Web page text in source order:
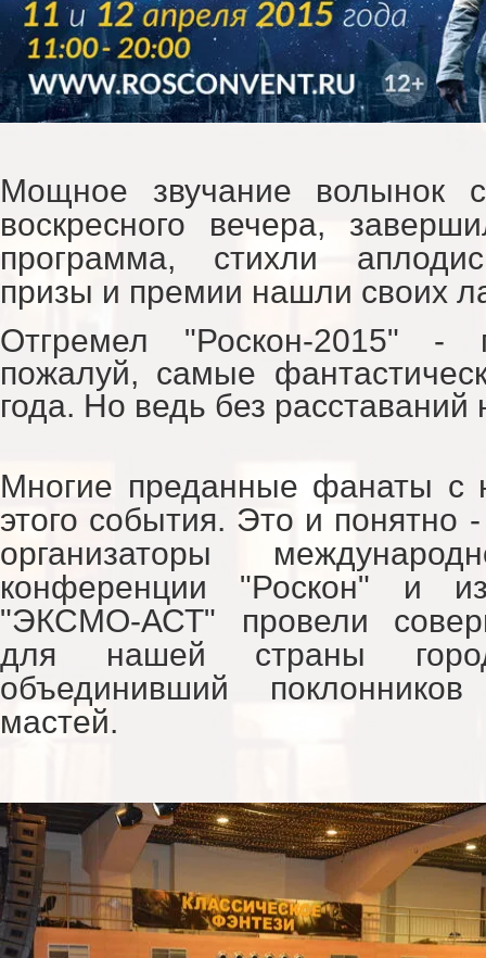
Мощное звучание волынок
воскресного вечера,
программа, стихли
призы и премии нашли своих
Отгремел "Роскон-2015" -
пожалуй, самые
года. Но ведь без
Многие преданные фанаты с
этого события. Это и понятно
организаторы
конференции "Роскон" и
"ЭКСМО-АСТ" провели
для нашей страны
объединивший
мастей.